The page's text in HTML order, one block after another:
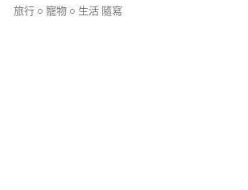
旅行 ○ 寵物 ○ 生活 隨寫